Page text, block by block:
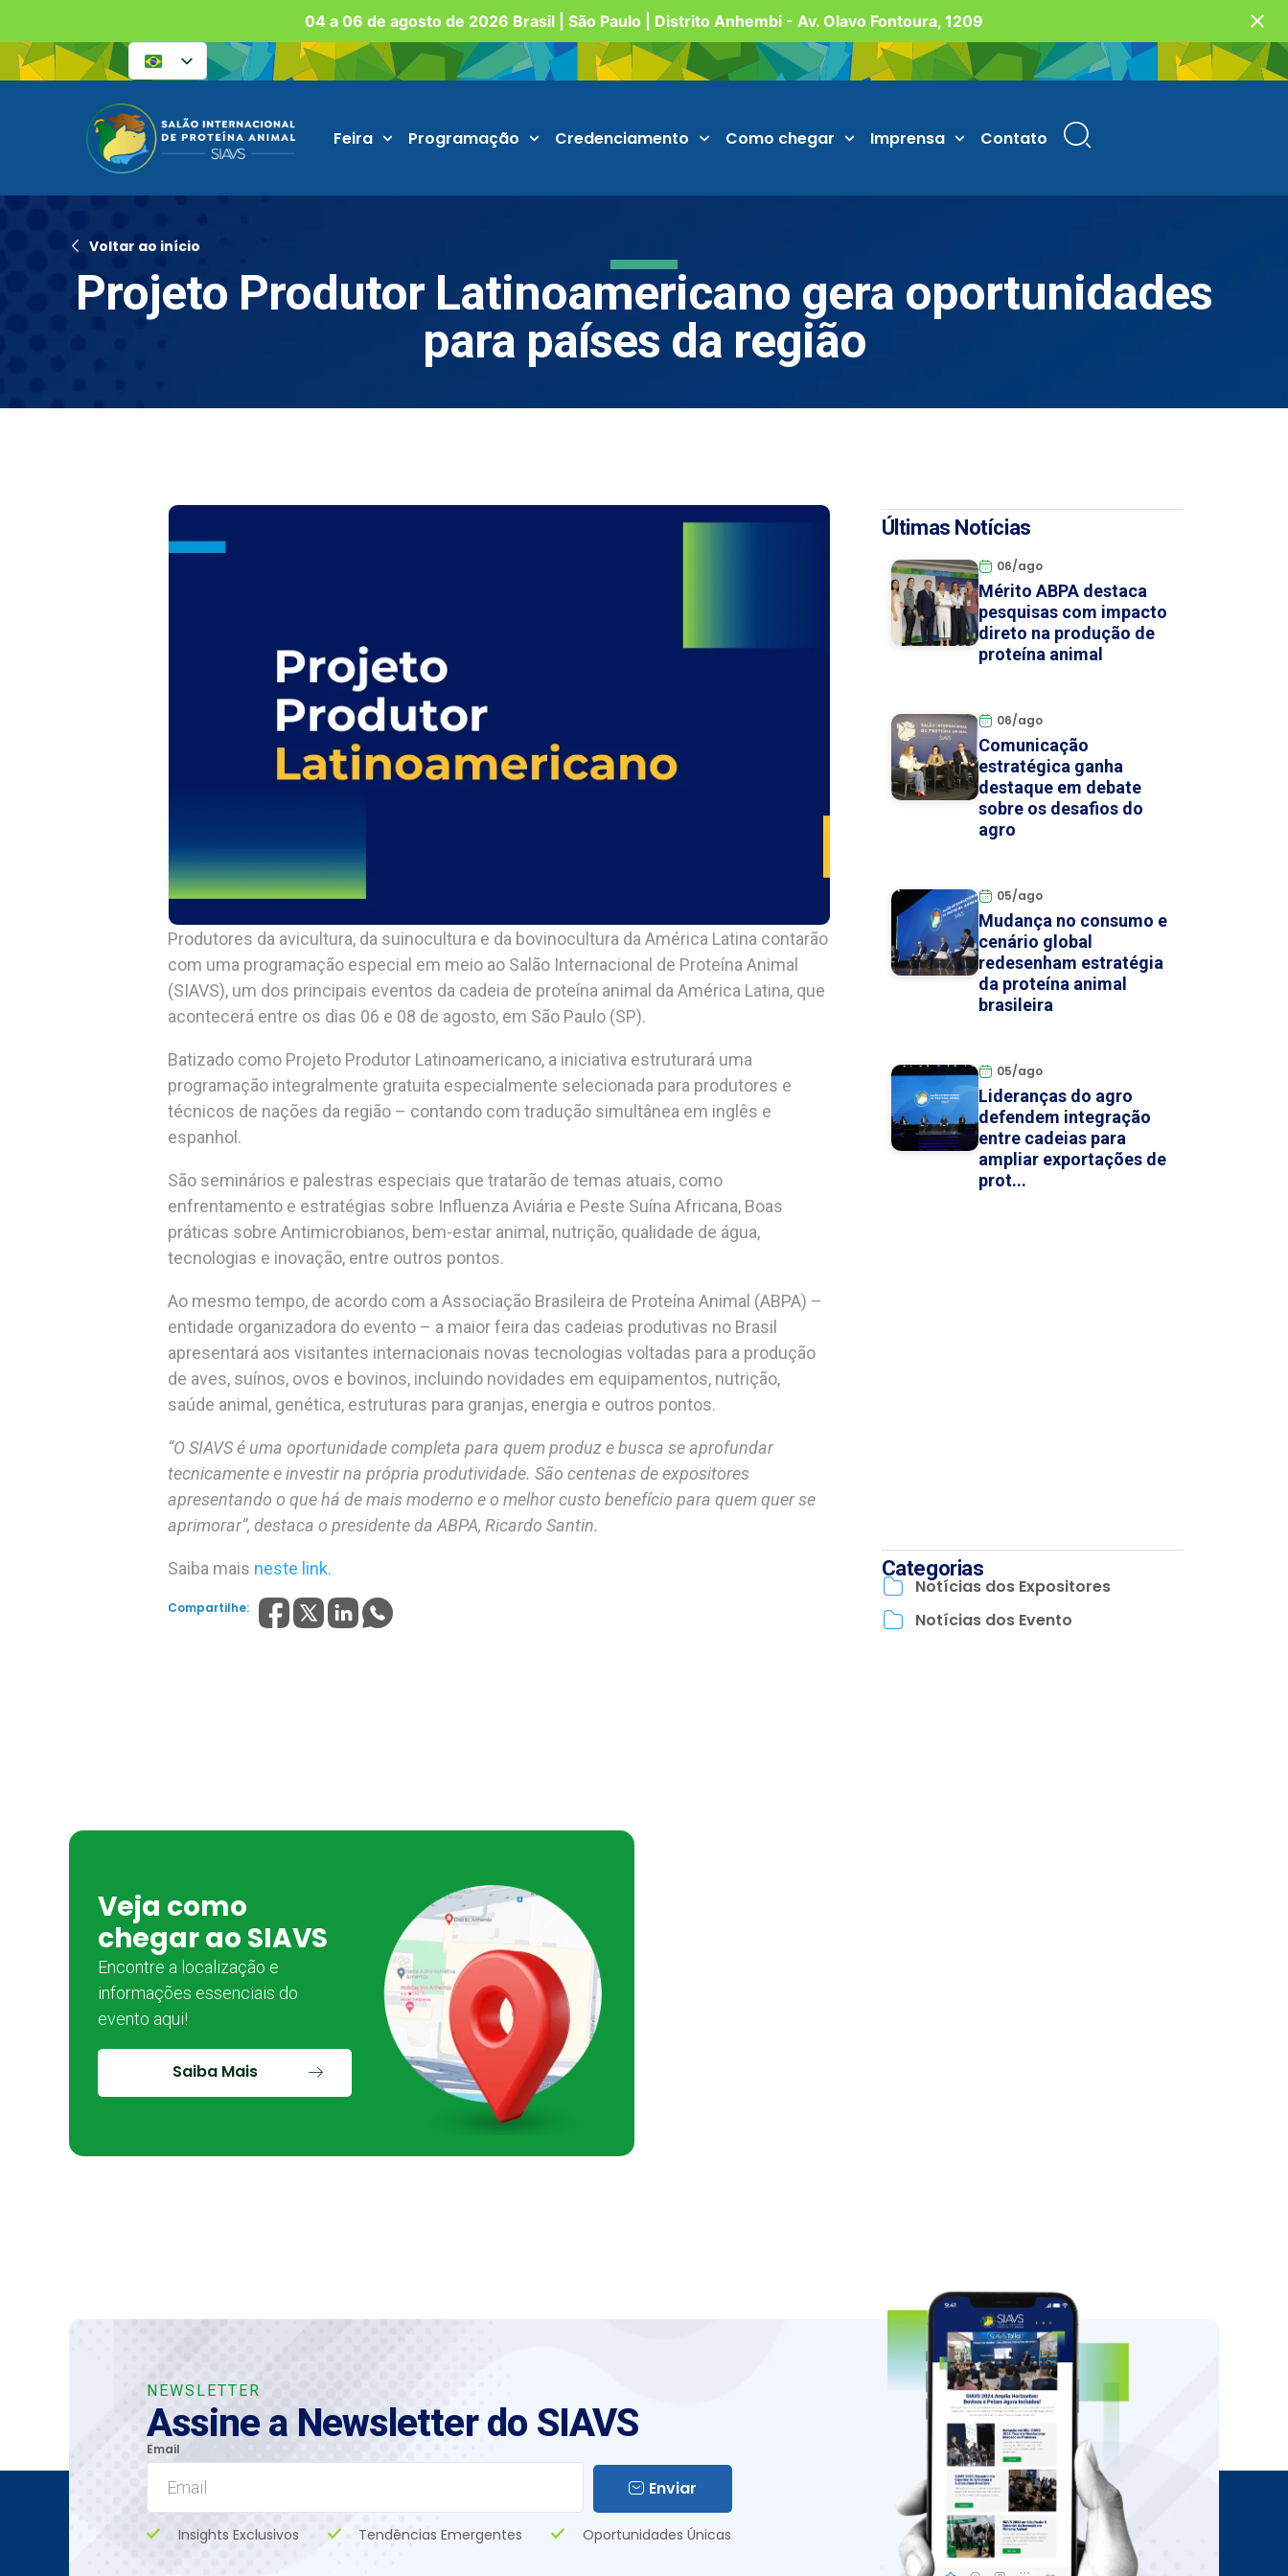
04 a 06 de agosto de 2026 Brasil | São Paulo | Distrito Anhembi - Av. Olavo Fontoura, 1209
Feira Programação Credenciamento Como chegar Imprensa Contato
Voltar ao início
Projeto Produtor Latinoamericano gera oportunidades
para países da região
Produtores da avicultura, da suinocultura e da bovinocultura da América Latina contarão
com uma programação especial em meio ao Salão Internacional de Proteína Animal
(SIAVS), um dos principais eventos da cadeia de proteína animal da América Latina, que
acontecerá entre os dias 06 e 08 de agosto, em São Paulo (SP).
Batizado como Projeto Produtor Latinoamericano, a iniciativa estruturará uma
programação integralmente gratuita especialmente selecionada para produtores e
técnicos de nações da região – contando com tradução simultânea em inglês e
espanhol.
São seminários e palestras especiais que tratarão de temas atuais, como
enfrentamento e estratégias sobre Influenza Aviária e Peste Suína Africana, Boas
práticas sobre Antimicrobianos, bem-estar animal, nutrição, qualidade de água,
tecnologias e inovação, entre outros pontos.
Ao mesmo tempo, de acordo com a Associação Brasileira de Proteína Animal (ABPA) –
entidade organizadora do evento – a maior feira das cadeias produtivas no Brasil
apresentará aos visitantes internacionais novas tecnologias voltadas para a produção
de aves, suínos, ovos e bovinos, incluindo novidades em equipamentos, nutrição,
saúde animal, genética, estruturas para granjas, energia e outros pontos.
“O SIAVS é uma oportunidade completa para quem produz e busca se aprofundar
tecnicamente e investir na própria produtividade. São centenas de expositores
apresentando o que há de mais moderno e o melhor custo benefício para quem quer se
aprimorar”, destaca o presidente da ABPA, Ricardo Santin.
Saiba mais neste link.
Compartilhe:
Últimas Notícias
06/ago
Mérito ABPA destaca
pesquisas com impacto
direto na produção de
proteína animal
06/ago
Comunicação
estratégica ganha
destaque em debate
sobre os desafios do
agro
05/ago
Mudança no consumo e
cenário global
redesenham estratégia
da proteína animal
brasileira
05/ago
Lideranças do agro
defendem integração
entre cadeias para
ampliar exportações de
prot...
Categorias
Notícias dos Expositores
Notícias dos Evento
Veja como
chegar ao SIAVS
Encontre a localização e
informações essenciais do
evento aqui!
Saiba Mais
NEWSLETTER
Assine a Newsletter do SIAVS
Email
Enviar
Insights Exclusivos Tendências Emergentes Oportunidades Únicas